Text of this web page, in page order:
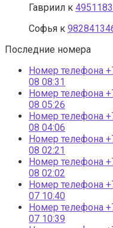
Гавриил к
Софья к
Последние номера
Номер телефона
08 08:31
Номер телефона
08 05:26
Номер телефона
08 04:06
Номер телефона
08 02:21
Номер телефона
08 02:02
Номер телефона
07 10:40
Номер телефона
07 10:39